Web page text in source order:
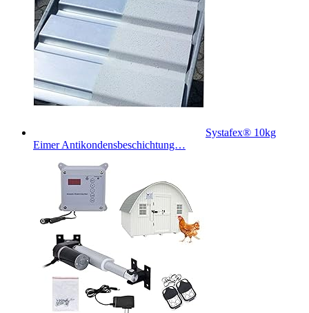
Systafex® 10kg
Eimer Antikondensbeschichtung…